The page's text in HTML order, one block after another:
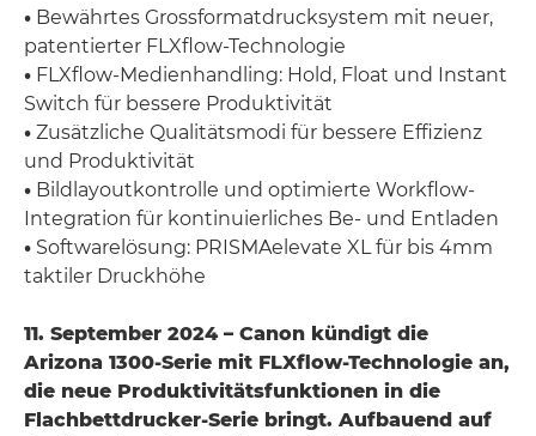
• Bewährtes Grossformatdrucksystem mit neuer,
patentierter FLXflow-Technologie
• FLXflow-Medienhandling: Hold, Float und Instant
Switch für bessere Produktivität
• Zusätzliche Qualitätsmodi für bessere Effizienz
und Produktivität
• Bildlayoutkontrolle und optimierte Workflow-
Integration für kontinuierliches Be- und Entladen
• Softwarelösung: PRISMAelevate XL für bis 4mm
taktiler Druckhöhe
11. September 2024 – Canon kündigt die
Arizona 1300-Serie mit FLXflow-Technologie an,
die neue Produktivitätsfunktionen in die
Flachbettdrucker-Serie bringt. Aufbauend auf